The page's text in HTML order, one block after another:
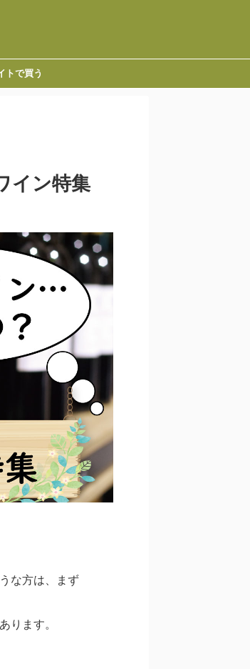
トで買う
イン特集
な方は、まず
ります。